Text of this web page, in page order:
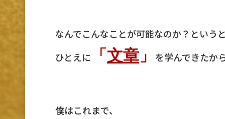
なんでこんなことが可能なのか？という
ひとえに
「 文章 」 を学んできたか
僕はこれまで、